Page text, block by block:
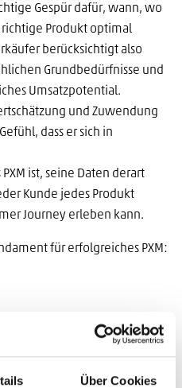
Über Cookies
Gespür dafür, wann, wo
Produkt optimal
berücksichtigt also
Grundbedürfnisse und
Umsatzpotential.
und Zuwendung
dass er sich in
ist, seine Daten derart
Kunde jedes Produkt
Journey erleben kann.
für erfolgreiches PXM:
Sie ein ganzheitliches